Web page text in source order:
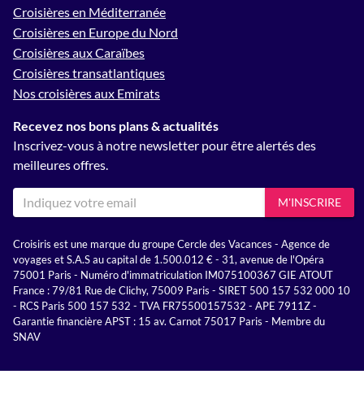
Croisières en Méditerranée
Croisières en Europe du Nord
Croisières aux Caraïbes
Croisières transatlantiques
Nos croisières aux Emirats
Recevez nos bons plans & actualités
Inscrivez-vous à notre newsletter pour être alertés des
meilleures offres.
M'INSCRIRE
Croisiris est une marque du groupe Cercle des Vacances - Agence de
voyages et S.A.S au capital de 1.500.012 € - 31, avenue de l'Opéra
75001 Paris - Numéro d'immatriculation IM075100367 GIE ATOUT
France : 79/81 Rue de Clichy, 75009 Paris - SIRET 500 157 532 000 10
- RCS Paris 500 157 532 - TVA FR75500157532 - APE 7911Z -
Garantie financière APST : 15 av. Carnot 75017 Paris - Membre du
SNAV